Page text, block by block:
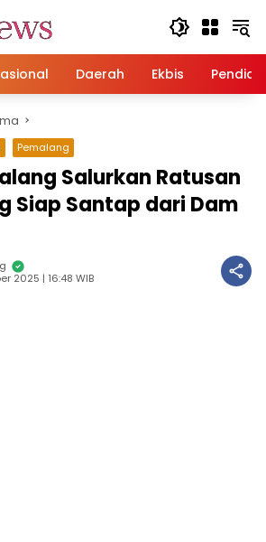
Daerah Ekbis
Pemalang
Salurkan Ratusan
Siap Santap dari Dam
2025 | 16:48 WIB